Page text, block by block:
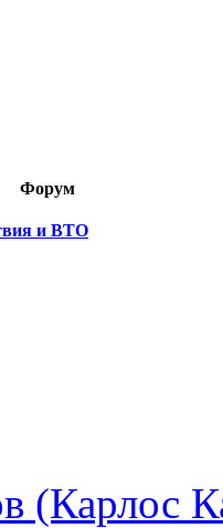
Форум
и ВТО
(Карлос